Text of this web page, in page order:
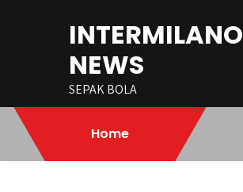
INTERMILANO
NEWS
SEPAK BOLA
Home